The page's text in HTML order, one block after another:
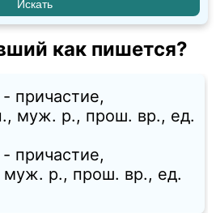
как пишется?
- причастие,
муж. p., прош. вр., ед.
- причастие,
муж. p., прош. вр., ед.